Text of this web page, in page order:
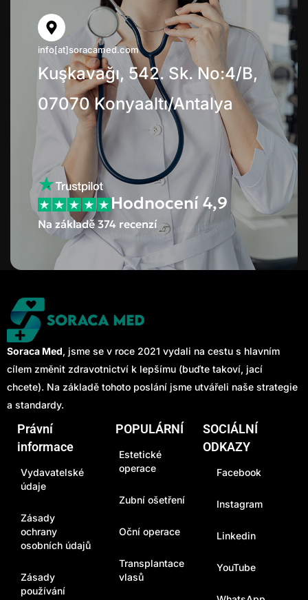
info[at]soracamed.com
Kuşkavağı, 542. Sk. No:4/B,
07070 Konyaaltı/Antalya
Hodnocení 4,9
Na základě 374 recenzí
Soraca Med, jsme se v roce 2021 vydali na cestu s hlavním
cílem změnit zdravotnictví k lepšímu (buďte takoví, jací
chcete). Na základě tohoto poslání jsme utvářeli naše strategie
a standardy.
Právní
informace
Vydavatelské
údaje
Zásady
ochrany
osobních údajů
Zásady
používání
POPULÁRNÍ
Estetické
operace
Zubní ošetření
Oční operace
Transplantace
vlasů
SOCIÁLNÍ
ODKAZY
Facebook
Instagram
Linkedin
YouTube